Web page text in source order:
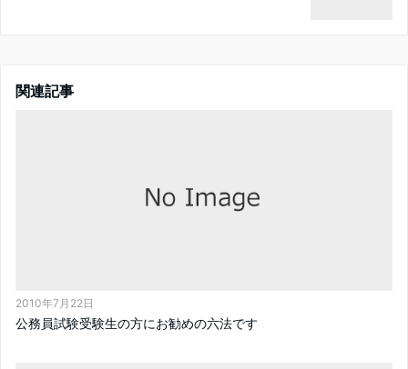
関連記事
2010年7月22日
公務員試験受験生の方にお勧めの六法です